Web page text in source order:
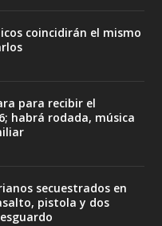
coincidirán el mismo
para recibir el
habrá rodada, música
secuestrados en
pistola y dos